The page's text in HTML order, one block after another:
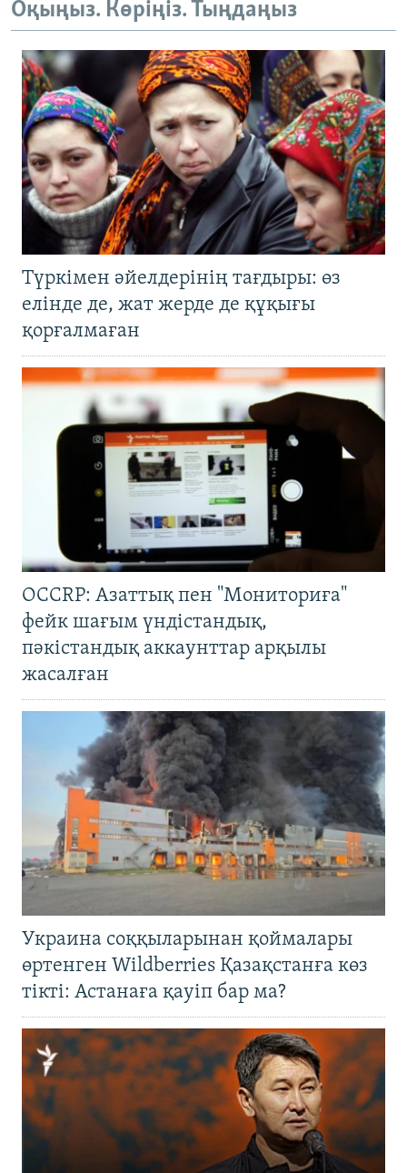
Оқыңыз. Көріңіз. Тыңдаңыз
Түркімен әйелдерінің тағдыры: өз
елінде де, жат жерде де құқығы
қорғалмаған
OCCRP: Азаттық пен "Мониториға"
фейк шағым үндістандық,
пәкістандық аккаунттар арқылы
жасалған
Украина соққыларынан қоймалары
өртенген Wildberries Қазақстанға көз
тікті: Астанаға қауіп бар ма?